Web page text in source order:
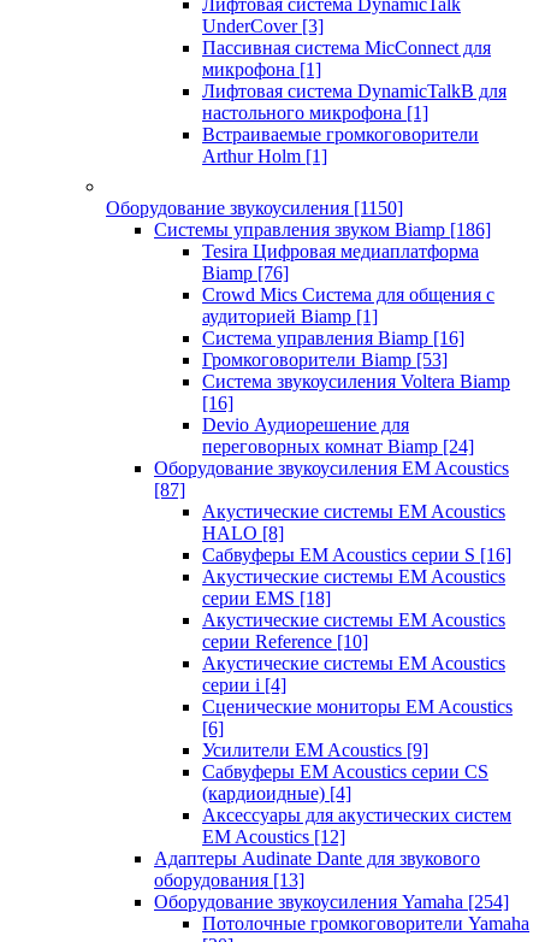
Лифтовая система DynamicTalk
UnderCover [3]
Пассивная система MicConnect для
микрофона [1]
Лифтовая система DynamicTalkB для
настольного микрофона [1]
Встраиваемые громкоговорители
Arthur Holm [1]
Оборудование звукоусиления [1150]
Системы управления звуком Biamp [186]
Tesira Цифровая медиаплатформа
Biamp [76]
Crowd Mics Система для общения с
аудиторией Biamp [1]
Система управления Biamp [16]
Громкоговорители Biamp [53]
Система звукоусиления Voltera Biamp
[16]
Devio Аудиорешение для
переговорных комнат Biamp [24]
Оборудование звукоусиления EM Acoustics
[87]
Акустические системы EM Acoustics
HALO [8]
Сабвуферы EM Acoustics серии S [16]
Акустические системы EM Acoustics
серии EMS [18]
Акустические системы EM Acoustics
серии Reference [10]
Акустические системы EM Acoustics
серии i [4]
Сценические мониторы EM Acoustics
[6]
Усилители EM Acoustics [9]
Сабвуферы EM Acoustics серии CS
(кардиоидные) [4]
Аксессуары для акустических систем
EM Acoustics [12]
Адаптеры Audinate Dante для звукового
оборудования [13]
Оборудование звукоусиления Yamaha [254]
Потолочные громкоговорители Yamaha